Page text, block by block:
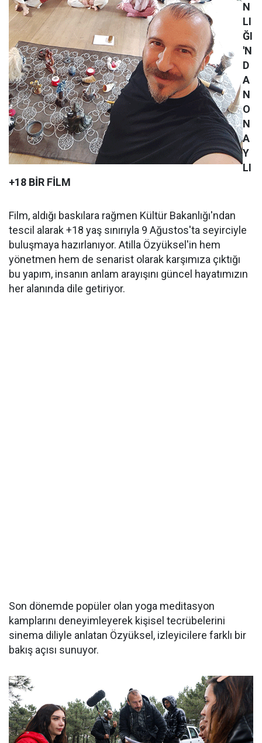
N
LI
ĞI
'N
D
A
N
O
N
A
Y
LI
+18 BİR FİLM
Film, aldığı baskılara rağmen Kültür Bakanlığı'ndan
tescil alarak +18 yaş sınırıyla 9 Ağustos'ta seyirciyle
buluşmaya hazırlanıyor. Atilla Özyüksel'in hem
yönetmen hem de senarist olarak karşımıza çıktığı
bu yapım, insanın anlam arayışını güncel hayatımızın
her alanında dile getiriyor.
Son dönemde popüler olan yoga meditasyon
kamplarını deneyimleyerek kişisel tecrübelerini
sinema diliyle anlatan Özyüksel, izleyicilere farklı bir
bakış açısı sunuyor.